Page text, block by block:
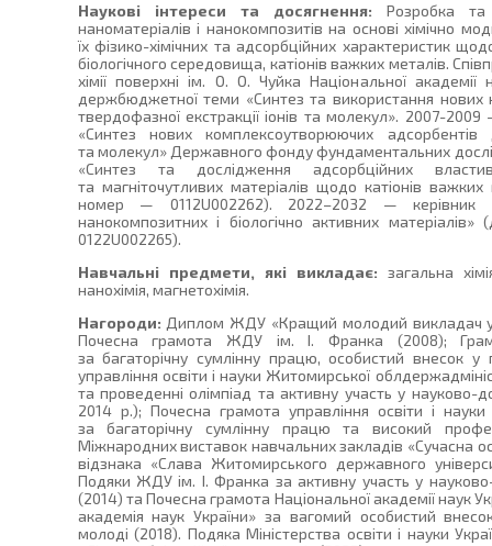
Наукові інтереси та досягнення: Розробка та
наноматеріалів і нанокомпозитів на основі хімічно
їх фізико-хімічних та адсорбційних характеристик
біологічного середовища, катіонів важких металів.
хімії поверхні ім. О. О. Чуйка Національної
держбюджетної теми «Синтез та використання нових
твердофазної екстракції іонів та молекул». 2007-
«Синтез нових комплексоутворюючих адсорбентів
та молекул» Державного фонду фундаментальних
«Синтез та дослідження адсорбційних
та магніточутливих матеріалів щодо катіонів
номер — 0112U002262). 2022–2032 — керівник
нанокомпозитних і біологічно активних
0122U002265).
Навчальні предмети, які викладає: загальна
нанохімія, магнетохімія.
Нагороди: Диплом ЖДУ «Кращий молодий викладач
Почесна грамота ЖДУ ім. І. Франка (2008);
за багаторічну сумлінну працю, особистий внесок у
управління освіти і науки Житомирської
та проведенні олімпіад та активну участь у науково-
2014 р.); Почесна грамота управління освіти і науки
за багаторічну сумлінну працю та високий
Міжнародних виставок навчальних закладів «Сучасна
відзнака «Слава Житомирського державного
Подяки ЖДУ ім. І. Франка за активну участь у науково-
(2014) та Почесна грамота Національної академії наук
академія наук України» за вагомий особистий
молоді (2018). Подяка Міністерства освіти і науки